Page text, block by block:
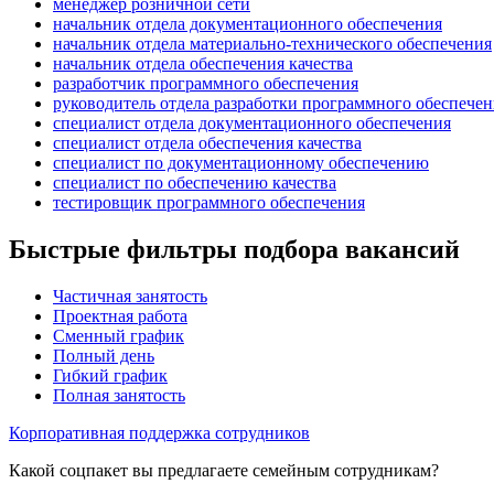
начальник отдела документационного обеспечения
начальник отдела материально-технического обеспечения
начальник отдела обеспечения качества
разработчик программного обеспечения
руководитель отдела разработки программного
специалист отдела документационного обеспечения
специалист отдела обеспечения качества
специалист по документационному обеспечению
специалист по обеспечению качества
тестировщик программного обеспечения
Быстрые фильтры подбора вакансий
Частичная занятость
Проектная работа
Сменный график
Полный день
Гибкий график
Полная занятость
Корпоративная поддержка сотрудников
Какой соцпакет вы предлагаете семейным сотрудникам?